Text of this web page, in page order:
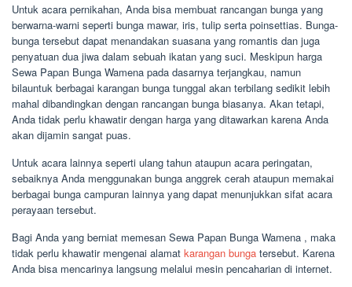
Untuk acara pernikahan, Anda bisa membuat rancangan bunga yang
berwarna-warni seperti bunga mawar, iris, tulip serta poinsettias. Bunga-
bunga tersebut dapat menandakan suasana yang romantis dan juga
penyatuan dua jiwa dalam sebuah ikatan yang suci. Meskipun harga
Sewa Papan Bunga Wamena pada dasarnya terjangkau, namun
bilauntuk berbagai karangan bunga tunggal akan terbilang sedikit lebih
mahal dibandingkan dengan rancangan bunga biasanya. Akan tetapi,
Anda tidak perlu khawatir dengan harga yang ditawarkan karena Anda
akan dijamin sangat puas.
Untuk acara lainnya seperti ulang tahun ataupun acara peringatan,
sebaiknya Anda menggunakan bunga anggrek cerah ataupun memakai
berbagai bunga campuran lainnya yang dapat menunjukkan sifat acara
perayaan tersebut.
Bagi Anda yang berniat memesan Sewa Papan Bunga Wamena , maka
tidak perlu khawatir mengenai alamat karangan bunga tersebut. Karena
Anda bisa mencarinya langsung melalui mesin pencaharian di internet.